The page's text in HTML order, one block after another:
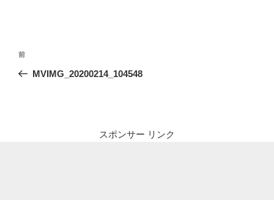
投
ナ
前
の
前
MVIMG_20200214_104548
スポンサー リンク